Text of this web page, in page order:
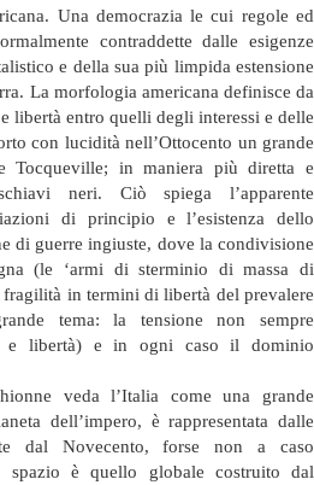
Una democrazia le cui regole ed
contraddette dalle esigenze
e della sua più limpida estensione
La morfologia americana definisce da
libertà entro quelli degli interessi e delle
con lucidità nell’Ottocento un grande
Tocqueville; in maniera più diretta e
neri. Ciò spiega l’apparente
di principio e l’esistenza dello
di guerre ingiuste, dove la condivisione
(le ‘armi di sterminio di massa di
fragilità in termini di libertà del prevalere
tema: la tensione non sempre
e libertà) e in ogni caso il dominio
veda l’Italia come una grande
dell’impero, è rappresentata dalle
dal Novecento, forse non a caso
è quello globale costruito dal